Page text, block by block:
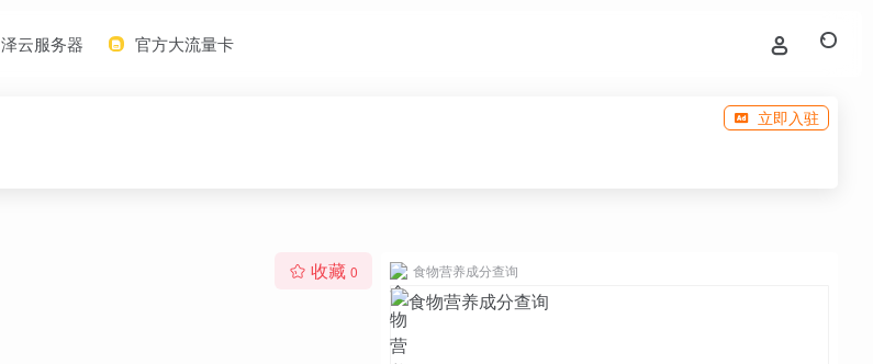
泽云服务器 官方大流量卡
立即入驻
收藏 0 食物营养成分查询